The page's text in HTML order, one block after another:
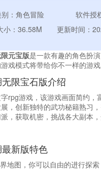
：角色冒险 软件授
小：36.58M
更新时间：
元宝版是一款有趣的角色扮
戏模式将带给你不一样的游
限宝石版介绍
rpg游戏，该游戏画面简约
，创新独特的武功秘籍熟习
，获取机密，挑战各大副本
新版特色
地图，你可以自由的进行探索